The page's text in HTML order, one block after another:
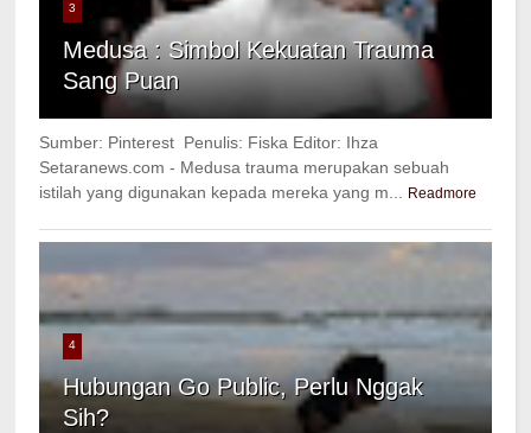
3
Medusa : Simbol Kekuatan Trauma
Sang Puan
Sumber: Pinterest Penulis: Fiska Editor: Ihza
Setaranews.com - Medusa trauma merupakan sebuah
istilah yang digunakan kepada mereka yang m...
Readmore
4
Hubungan Go Public, Perlu Nggak
Sih?